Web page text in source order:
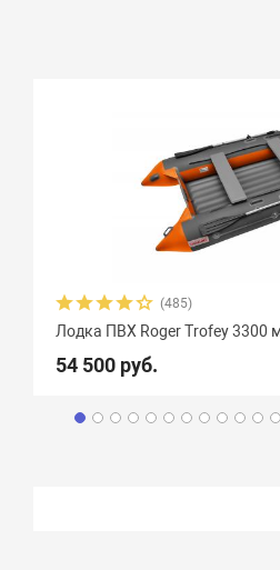
(485)
Лодка ПВХ Roger Trofey 3300
54 500 руб.